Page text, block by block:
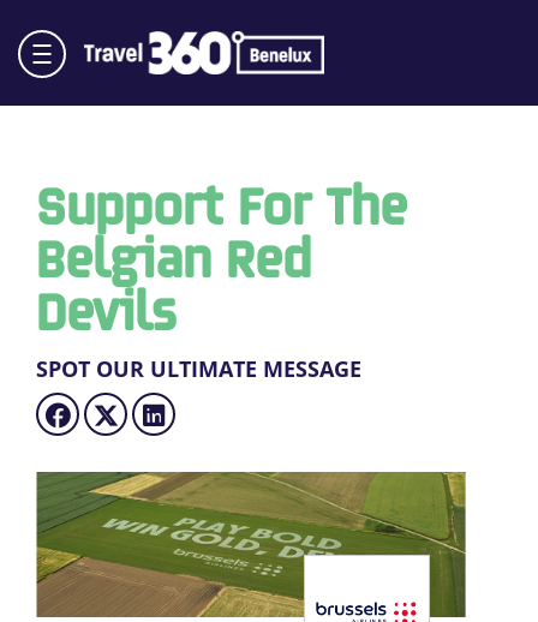
Support For The
Belgian Red
Devils
SPOT OUR ULTIMATE MESSAGE